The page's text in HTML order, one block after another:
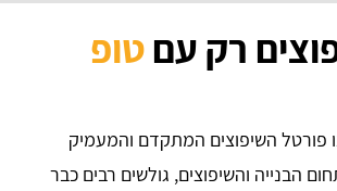
רק עםטופ
פורטל השיפוצים המתקדם והמעמיק
הבנייה והשיפוצים, גולשים רבים כבר